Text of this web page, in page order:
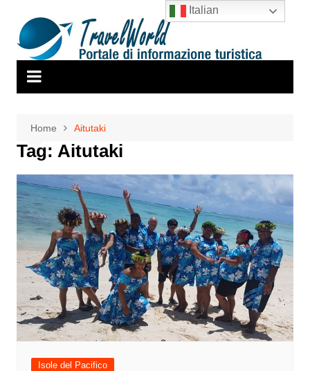
contenuto
Home Aitutaki
Tag: Aitutaki
Isole del Pacifico
Italian